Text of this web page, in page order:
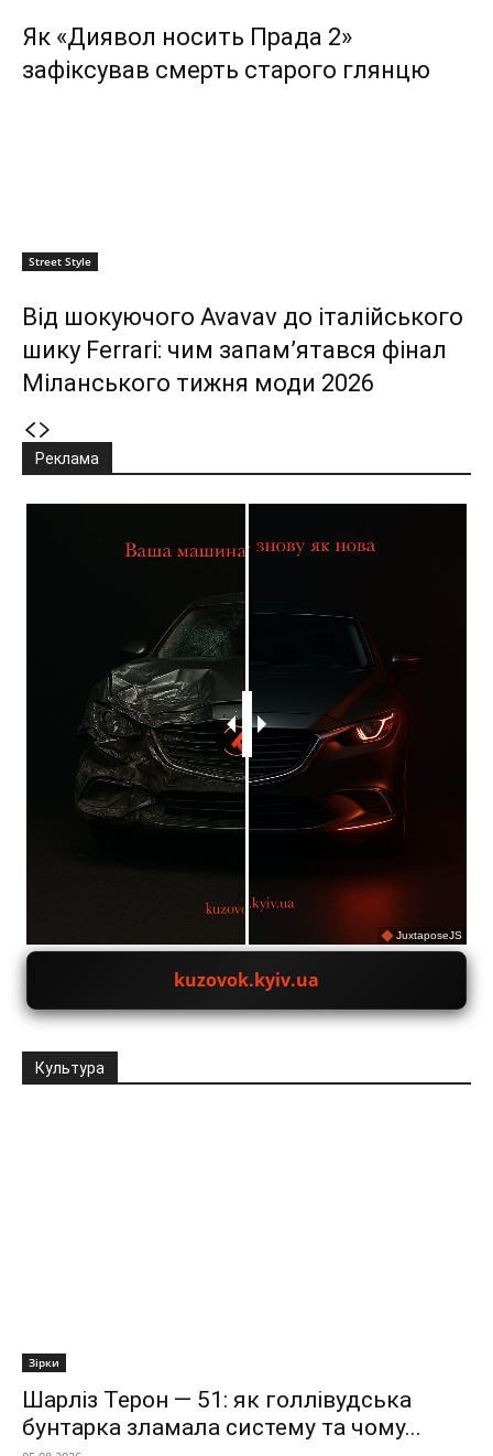
Як «Диявол носить Прада 2»
зафіксував смерть старого глянцю
Street Style
Від шокуючого Avavav до італійського
шику Ferrari: чим запам’ятався фінал
Міланського тижня моди 2026
Реклама
JuxtaposeJS
kuzovok.kyiv.ua
Культура
Зірки
Шарліз Терон — 51: як голлівудська
бунтарка зламала систему та чому...